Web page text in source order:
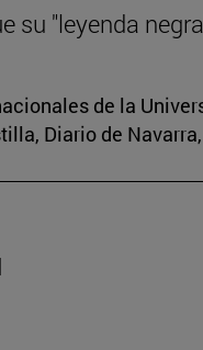
su "leyenda
de la
Diario de